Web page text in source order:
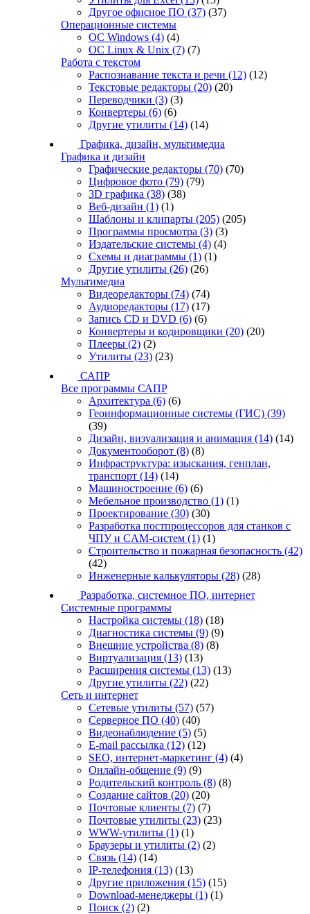
Другое офисное ПО (37) (37)
Операционные системы
ОС Windows (4) (4)
ОС Linux & Unix (7) (7)
Работа с текстом
Распознавание текста и речи (12) (12)
Текстовые редакторы (20) (20)
Переводчики (3) (3)
Конвертеры (6) (6)
Другие утилиты (14) (14)
Графика, дизайн, мультимедиа
Графика и дизайн
Графические редакторы (70) (70)
Цифровое фото (79) (79)
3D графика (38) (38)
Веб-дизайн (1) (1)
Шаблоны и клипарты (205) (205)
Программы просмотра (3) (3)
Издательские системы (4) (4)
Схемы и диаграммы (1) (1)
Другие утилиты (26) (26)
Мультимедиа
Видеоредакторы (74) (74)
Аудиоредакторы (17) (17)
Запись CD и DVD (6) (6)
Конвертеры и кодировщики (20) (20)
Плееры (2) (2)
Утилиты (23) (23)
САПР
Все программы САПР
Архитектура (6) (6)
Геоинформационные системы (ГИС) (39)
(39)
Дизайн, визуализация и анимация (14) (14)
Документооборот (8) (8)
Инфраструктура: изыскания, генплан,
транспорт (14) (14)
Машиностроение (6) (6)
Мебельное производство (1) (1)
Проектирование (30) (30)
Разработка постпроцессоров для станков с
ЧПУ и CAM-систем (1) (1)
Строительство и пожарная безопасность (42)
(42)
Инженерные калькуляторы (28) (28)
Разработка, системное ПО, интернет
Системные программы
Настройка системы (18) (18)
Диагностика системы (9) (9)
Внешние устройства (8) (8)
Виртуализация (13) (13)
Расширения системы (13) (13)
Другие утилиты (22) (22)
Сеть и интернет
Сетевые утилиты (57) (57)
Серверное ПО (40) (40)
Видеонаблюдение (5) (5)
E-mail рассылка (12) (12)
SEO, интернет-маркетинг (4) (4)
Онлайн-общение (9) (9)
Родительский контроль (8) (8)
Создание сайтов (20) (20)
Почтовые клиенты (7) (7)
Почтовые утилиты (23) (23)
WWW-утилиты (1) (1)
Браузеры и утилиты (2) (2)
Связь (14) (14)
IP-телефония (13) (13)
Другие приложения (15) (15)
Download-менеджеры (1) (1)
Поиск (2) (2)